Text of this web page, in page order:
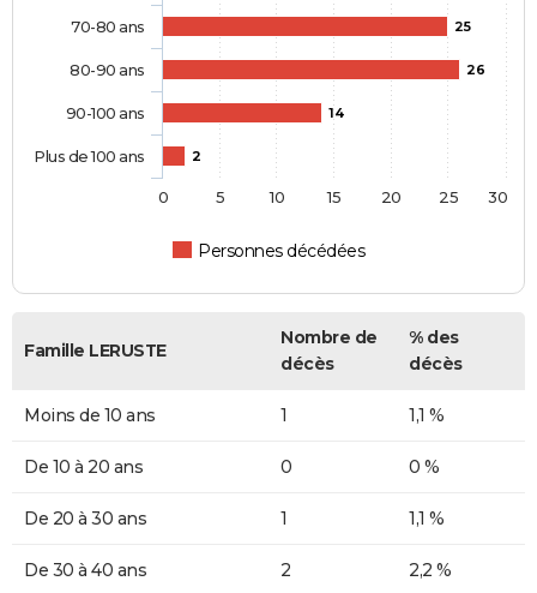
25
26
14
2
Personnes décédées
70-80 ans
80-90 ans
90-100 ans
Plus de 100 ans
0 5 10 15 20 25 30
Famille LERUSTE
Nombre de
décès
% des
décès
Moins de 10 ans 1 1,1 %
De 10 à 20 ans 0 0 %
De 20 à 30 ans 1 1,1 %
De 30 à 40 ans 2 2,2 %